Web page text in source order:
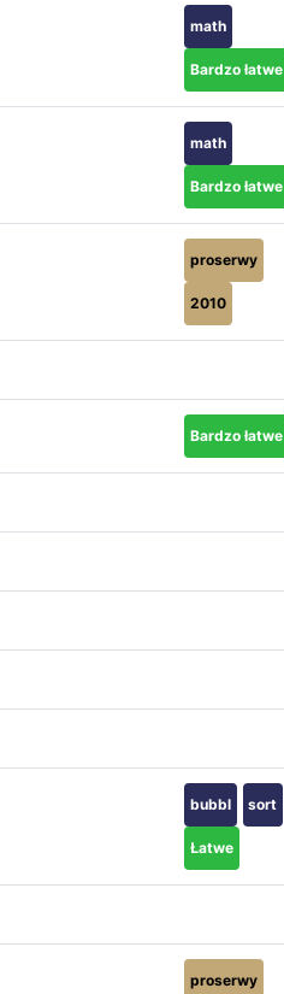
math
Bardzo łatwe
math
Bardzo łatwe
proserwy
2010
Bardzo łatwe
bubbl sort
Łatwe
proserwy